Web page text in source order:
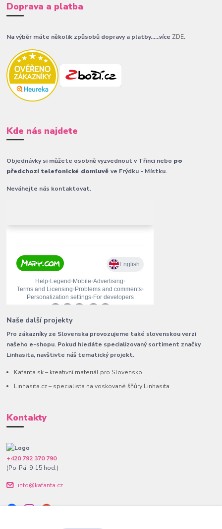
Doprava a platba
Na výběr máte několik způsobů dopravy a platby......více ZDE.
Kde nás najdete
Objednávky si můžete osobně vyzvednout v Třinci nebo po
předchozí telefonické domluvěve Frýdku - Místku.
Neváhejte nás kontaktovat.
Naše další projekty
Pro zákazníky ze Slovenska provozujeme také slovenskou verzi
našeho e-shopu. Pokud hledáte specializovaný sortiment značky
Linhasita, navštivte náš tematický projekt.
Kafanta.sk – kreativní materiál pro Slovensko
Linhasita.cz – specialista na voskované šňůry Linhasita
Kontakty
+420 792 370 790
(Po-Pá, 9-15 hod.)
info@kafanta.cz